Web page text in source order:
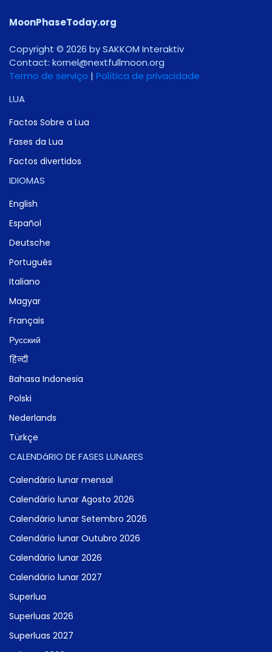
MoonPhaseToday.org
Copyright © 2026 by SAKKOM Interaktiv
Contact: gro.noomlluftxen@lenrok
Termo de serviço | Política de privacidade
LUA
Factos Sobre a Lua
Fases da Lua
Factos divertidos
IDIOMAS
English
Español
Deutsche
Português
Italiano
Magyar
Français
Русский
हिन्दी
Bahasa Indonesia
Polski
Nederlands
Türkçe
CALENDáRIO DE FASES LUNARES
Calendário lunar mensal
Calendário lunar Agosto 2026
Calendário lunar Setembro 2026
Calendário lunar Outubro 2026
Calendário lunar 2026
Calendário lunar 2027
Superlua
Superluas 2026
Superluas 2027